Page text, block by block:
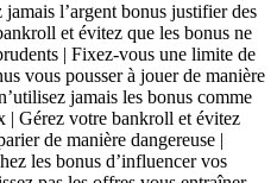
l’argent bonus justifier des
et évitez que les bonus ne
| Fixez-vous une limite de
vous pousser à jouer de manière
jamais les bonus comme
| Gérez votre bankroll et évitez
de manière dangereuse |
les bonus d’influencer vos